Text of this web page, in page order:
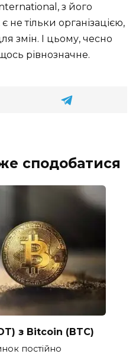
з його
тільки організацією,
змін. І цьому, чесно
рівнозначне.
сподобатися
з Bitcoin (BTC)
постійно